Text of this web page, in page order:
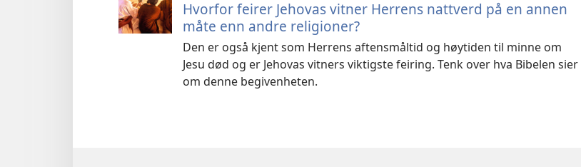
Hvorfor feirer Jehovas vitner Herrens nattverd på en annen
måte enn andre religioner?
Den er også kjent som Herrens aftensmåltid og høytiden til minne om
Jesu død og er Jehovas vitners viktigste feiring. Tenk over hva Bibelen sier
om denne begivenheten.